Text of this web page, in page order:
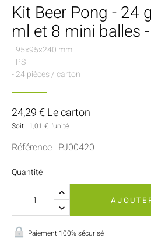
Kit Beer Pong - 24
ml et 8 mini balles
- 95x95x240 mm
- PS
- 24 pièces / carton
24,29 € Le carton
Soit : 1,01 € l'unité
Référence : PJ00420
Quantité
Paiement 100% sécurisé